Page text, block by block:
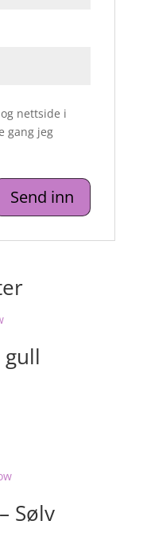
nettside i
gang jeg
gull
Sølv